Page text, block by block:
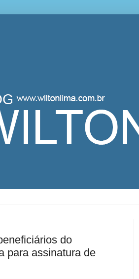
do
para assinatura de